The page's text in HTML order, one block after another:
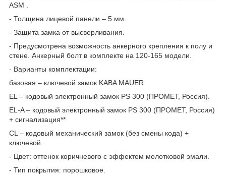
ASM .
- Толщина лицевой панели – 5 мм.
- Защита замка от высверливания.
- Предусмотрена возможность анкерного крепления к полу и
стене. Анкерный болт в комплекте на 120-165 модели.
- Варианты комплектации:
базовая – ключевой замок KABA MAUER.
EL – кодовый электронный замок PS 300 (ПРОМЕТ, Россия).
EL-A – кодовый электронный замок PS 300 (ПРОМЕТ, Россия)
+ сигнализация**
CL – кодовый механический замок (без смены кода) +
ключевой.
- Цвет: оттенок коричневого с эффектом молотковой эмали.
- Тип покрытия: порошковое.